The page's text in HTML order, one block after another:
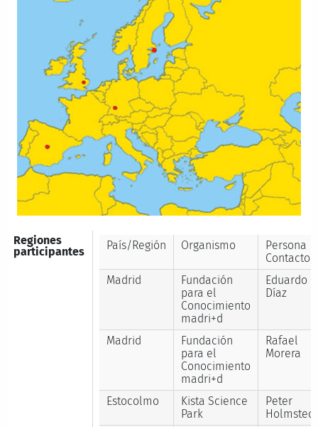
Regiones
participantes
País/Región Organismo
Persona
Contacto
Madrid
Fundación
para el
Conocimiento
madri+d
Eduardo
Díaz
Madrid
Fundación
para el
Conocimiento
madri+d
Rafael
Morera
Estocolmo
Kista Science
Park
Peter
Holmstedt